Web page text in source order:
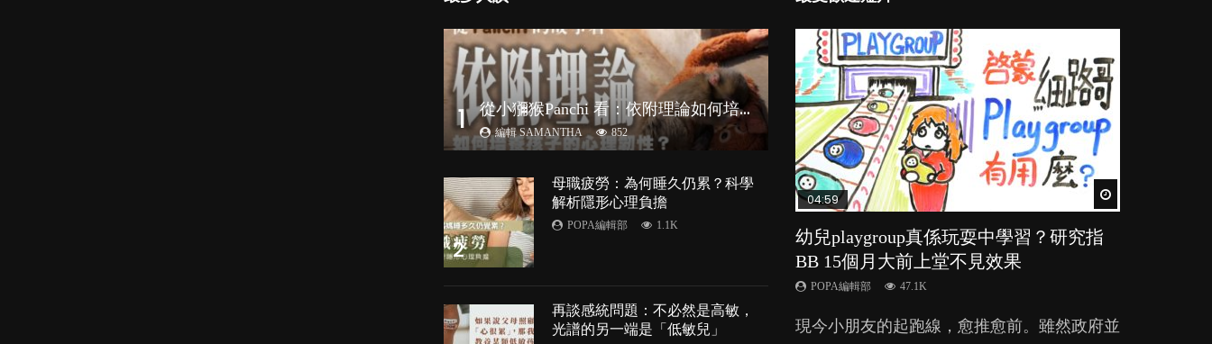
1 從
小獼猴Panchi 看：依附理論如何培養孩子心理韌性？
編輯 SAMANTHA 852
2
母職疲勞：為何睡久仍累？科學
解析隱形心理負擔
POPA編輯部 1.1K
再談感統問題：不必然是高敏，
光譜的另一端是「低敏兒」
04:59
幼兒playgroup真係玩耍中學習？研究指
BB 15個月大前上堂不見效果
POPA編輯部 47.1K
現今小朋友的起跑線，愈推愈前。雖然政府並
03:39
幼稚園遊戲課 如何刺激幼兒自發學習取
代獎勵與懲罰？
POPA編輯部 33.1K
由美國學者所創的 tools of the mind 課程，學
03:02
老公患產後憂鬱症對BB的影響
POPA編輯部 15.9K
後抑鬱，影響日常生活，嚴重的甚至會有自
04:06
全職好？在職好？｜全職媽媽與在職媽媽
的壓力與價值
POPA編輯部 25.8K
許多媽媽心底可能都有一刻掙扎過：究竟全職
03:41
BB口腔期乜都放入口，父母該制止還是
放手？
POPA編輯部 25.5K
BB最喜歡隨手拿起什麼都放入口中，有人說